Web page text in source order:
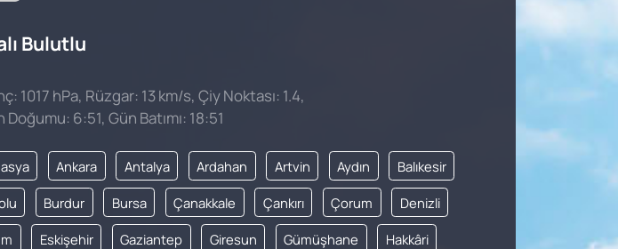
Bulutlu
1017 hPa, Rüzgar: 13 km/s, Çiy Noktası: 1.4,
6:51, Gün Batımı: 18:51
Ankara Antalya Ardahan Artvin Aydın Balıkesir
Burdur Bursa Çanakkale Çankırı Çorum Denizli
Eskişehir Gaziantep Giresun Gümüşhane Hakkâri